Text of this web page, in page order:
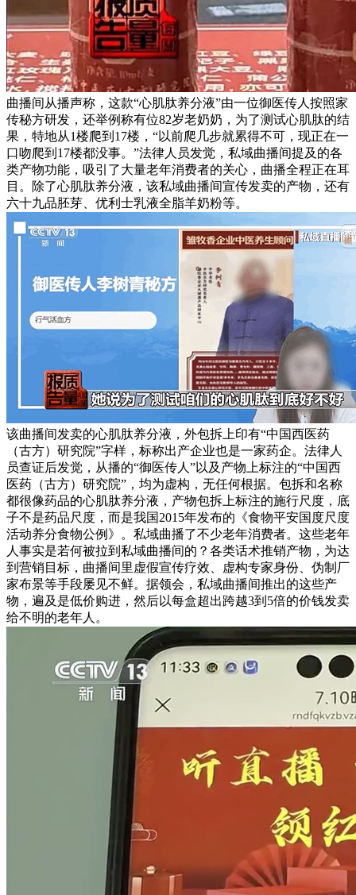
曲播间从播声称，这款“心肌肽养分液”由一位御医传人按照家
传秘方研发，还举例称有位82岁老奶奶，为了测试心肌肽的结
果，特地从1楼爬到17楼，“以前爬几步就累得不可，现正在一
口吻爬到17楼都没事。”法律人员发觉，私域曲播间提及的各
类产物功能，吸引了大量老年消费者的关心，曲播全程正在耳
目。除了心肌肽养分液，该私域曲播间宣传发卖的产物，还有
六十九品胚芽、优利士乳液全脂羊奶粉等。
该曲播间发卖的心肌肽养分液，外包拆上印有“中国西医药
（古方）研究院”字样，标称出产企业也是一家药企。法律人
员查证后发觉，从播的“御医传人”以及产物上标注的“中国西
医药（古方）研究院”，均为虚构，无任何根据。包拆和名称
都很像药品的心肌肽养分液，产物包拆上标注的施行尺度，底
子不是药品尺度，而是我国2015年发布的《食物平安国度尺度
活动养分食物公例》。私域曲播了不少老年消费者。这些老年
人事实是若何被拉到私域曲播间的？各类话术推销产物，为达
到营销目标，曲播间里虚假宣传疗效、虚构专家身份、伪制厂
家布景等手段屡见不鲜。据领会，私域曲播间推出的这些产
物，遍及是低价购进，然后以每盒超出跨越3到5倍的价钱发卖
给不明的老年人。